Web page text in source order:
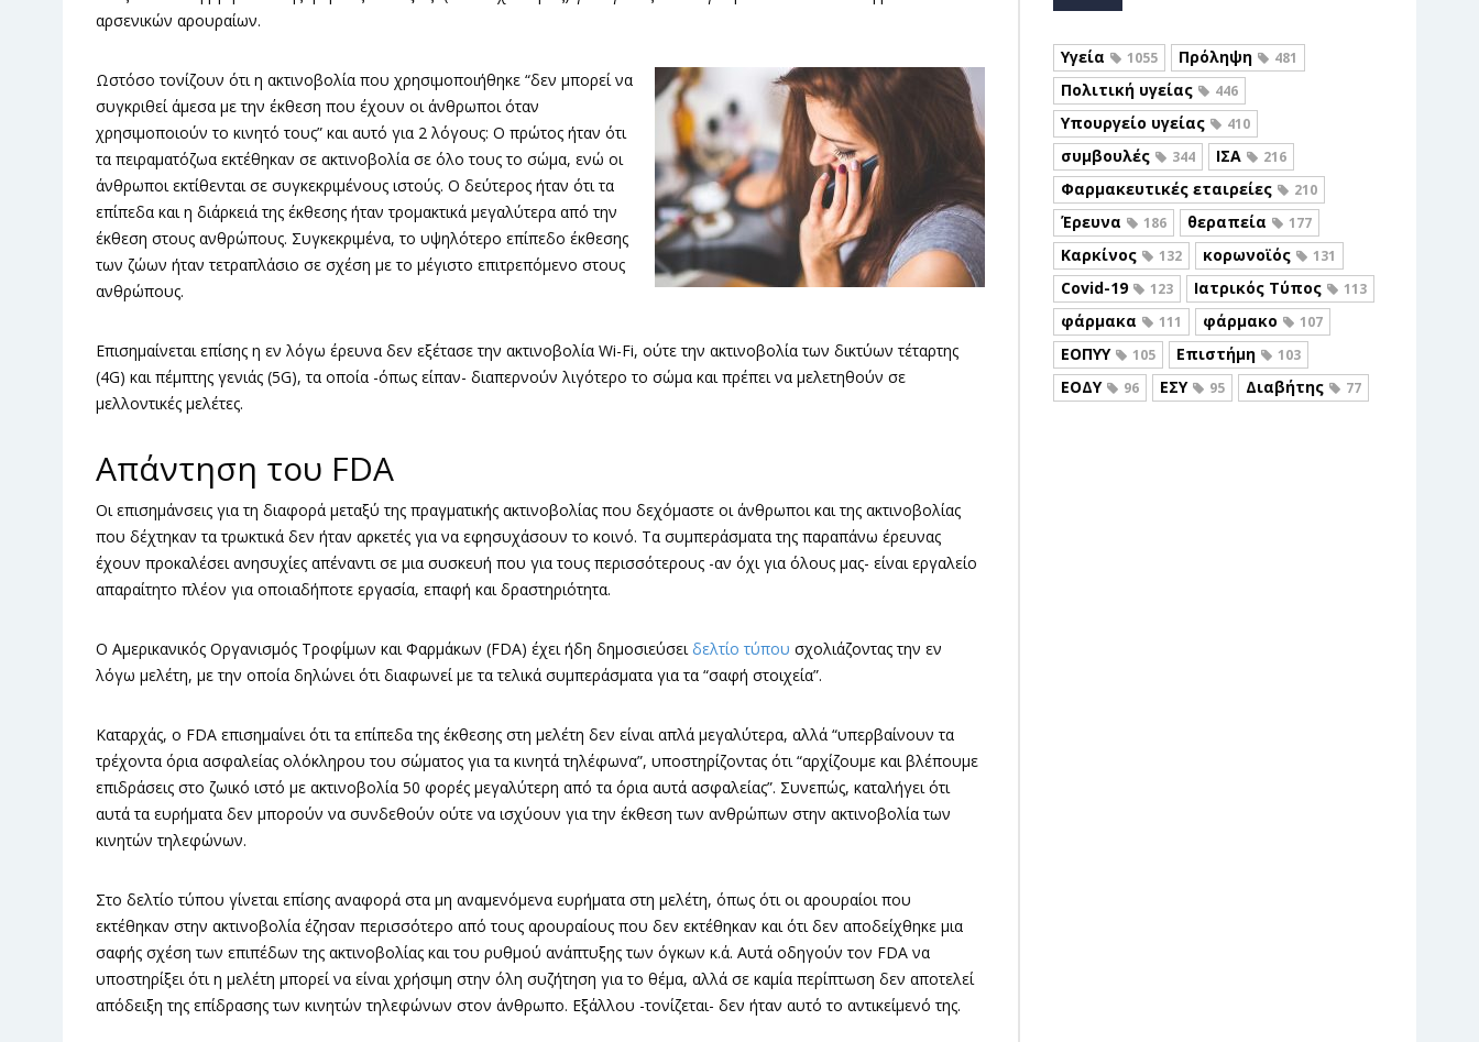
αρσενικών αρουραίων.
Ωστόσο τονίζουν ότι η ακτινοβολία που χρησιμοποιήθηκε “δεν μπορεί να
συγκριθεί άμεσα με την έκθεση που έχουν οι άνθρωποι όταν
χρησιμοποιούν το κινητό τους” και αυτό για 2 λόγους: Ο πρώτος ήταν ότι
τα πειραματόζωα εκτέθηκαν σε ακτινοβολία σε όλο τους το σώμα, ενώ οι
άνθρωποι εκτίθενται σε συγκεκριμένους ιστούς. Ο δεύτερος ήταν ότι τα
επίπεδα και η διάρκειά της έκθεσης ήταν τρομακτικά μεγαλύτερα από την
έκθεση στους ανθρώπους. Συγκεκριμένα, το υψηλότερο επίπεδο έκθεσης
των ζώων ήταν τετραπλάσιο σε σχέση με το μέγιστο επιτρεπόμενο στους
ανθρώπους.
Επισημαίνεται επίσης η εν λόγω έρευνα δεν εξέτασε την ακτινοβολία Wi-Fi, ούτε την ακτινοβολία των δικτύων τέταρτης
(4G) και πέμπτης γενιάς (5G), τα οποία -όπως είπαν- διαπερνούν λιγότερο το σώμα και πρέπει να μελετηθούν σε
μελλοντικές μελέτες.
Απάντηση του FDA
Οι επισημάνσεις για τη διαφορά μεταξύ της πραγματικής ακτινοβολίας που δεχόμαστε οι άνθρωποι και της ακτινοβολίας
που δέχτηκαν τα τρωκτικά δεν ήταν αρκετές για να εφησυχάσουν το κοινό. Τα συμπεράσματα της παραπάνω έρευνας
έχουν προκαλέσει ανησυχίες απέναντι σε μια συσκευή που για τους περισσότερους -αν όχι για όλους μας- είναι εργαλείο
απαραίτητο πλέον για οποιαδήποτε εργασία, επαφή και δραστηριότητα.
O Αμερικανικός Οργανισμός Τροφίμων και Φαρμάκων (FDA) έχει ήδη δημοσιεύσειδελτίο τύπου σχολιάζοντας την εν
λόγω μελέτη, με την οποία δηλώνει ότι διαφωνεί με τα τελικά συμπεράσματα για τα “σαφή στοιχεία”.
Καταρχάς, ο FDA επισημαίνει ότι τα επίπεδα της έκθεσης στη μελέτη δεν είναι απλά μεγαλύτερα, αλλά “υπερβαίνουν τα
τρέχοντα όρια ασφαλείας ολόκληρου του σώματος για τα κινητά τηλέφωνα”, υποστηρίζοντας ότι “αρχίζουμε και βλέπουμε
επιδράσεις στο ζωικό ιστό με ακτινοβολία 50 φορές μεγαλύτερη από τα όρια αυτά ασφαλείας”. Συνεπώς, καταλήγει ότι
αυτά τα ευρήματα δεν μπορούν να συνδεθούν ούτε να ισχύουν για την έκθεση των ανθρώπων στην ακτινοβολία των
κινητών τηλεφώνων.
Στο δελτίο τύπου γίνεται επίσης αναφορά στα μη αναμενόμενα ευρήματα στη μελέτη, όπως ότι οι αρουραίοι που
εκτέθηκαν στην ακτινοβολία έζησαν περισσότερο από τους αρουραίους που δεν εκτέθηκαν και ότι δεν αποδείχθηκε μια
σαφής σχέση των επιπέδων της ακτινοβολίας και του ρυθμού ανάπτυξης των όγκων κ.ά. Αυτά οδηγούν τον FDA να
υποστηρίξει ότι η μελέτη μπορεί να είναι χρήσιμη στην όλη συζήτηση για το θέμα, αλλά σε καμία περίπτωση δεν αποτελεί
απόδειξη της επίδρασης των κινητών τηλεφώνων στον άνθρωπο. Εξάλλου -τονίζεται- δεν ήταν αυτό το αντικείμενό της.
Υγεία 1055 Πρόληψη 481
Πολιτική υγείας 446
Υπουργείο υγείας 410
συμβουλές 344 ΙΣΑ 216
Φαρμακευτικές εταιρείες 210
Έρευνα 186 θεραπεία 177
Καρκίνος 132 κορωνοϊός 131
Covid-19 123 Ιατρικός Τύπος 113
φάρμακα 111 φάρμακο 107
ΕΟΠΥΥ 105 Επιστήμη 103
ΕΟΔΥ 96 ΕΣΥ 95 Διαβήτης 77